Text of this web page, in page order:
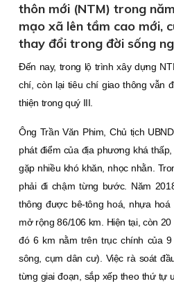
thôn mới (NTM) trong
mạo xã lên tầm cao mới,
thay đổi trong đời sống
Đến nay, trong lộ trình xây dựng
chí, còn lại tiêu chí giao thông vẫn
thiện trong quý III.
Ông Trần Văn Phim, Chủ tịch
phát điểm của địa phương khá
gặp nhiều khó khăn, nhọc nhằn.
phải đi chậm từng bước. Năm
thông được bê-tông hoá, nhựa
mở rộng 86/106 km. Hiện tại, còn
đó 6 km nằm trên trục chính của
sông, cụm dân cư). Việc rà soát
từng giai đoạn, sắp xếp theo thứ tự